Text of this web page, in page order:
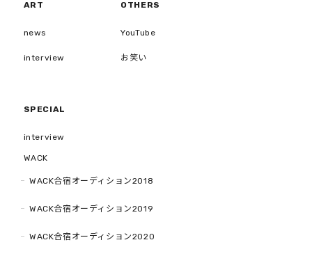
ART
news
interview
OTHERS
YouTube
お笑い
SPECIAL
interview
WACK
WACK合宿オーディション2018
WACK合宿オーディション2019
WACK合宿オーディション2020